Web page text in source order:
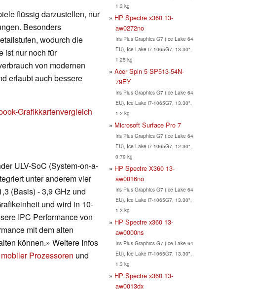
flüssig darzustellen, nur
Besonders
wodurch die
ist nur noch für
von modernen
erlaubt auch bessere
Grafikkartenvergleich
ULV-SoC (System-on-a-
unter anderem vier
(Basis) - 3,9 GHz und
und wird in 10-
IPC Performance von
mit dem alten
können.» Weitere Infos
Prozessoren und
1.3 kg
HP Spectre x360 13-
aw0272no
Iris Plus Graphics G7 (Ice Lake 64
EU), Ice Lake i7-1065G7, 13.30",
1.25 kg
Acer Spin 5 SP513-54N-
79EY
Iris Plus Graphics G7 (Ice Lake 64
EU), Ice Lake i7-1065G7, 13.30",
1.2 kg
Microsoft Surface Pro 7
Iris Plus Graphics G7 (Ice Lake 64
EU), Ice Lake i7-1065G7, 12.30",
0.79 kg
HP Spectre X360 13-
aw0016no
Iris Plus Graphics G7 (Ice Lake 64
EU), Ice Lake i7-1065G7, 13.30",
1.3 kg
HP Spectre x360 13-
aw0000ns
Iris Plus Graphics G7 (Ice Lake 64
EU), Ice Lake i7-1065G7, 13.30",
1.3 kg
HP Spectre x360 13-
aw0013dx